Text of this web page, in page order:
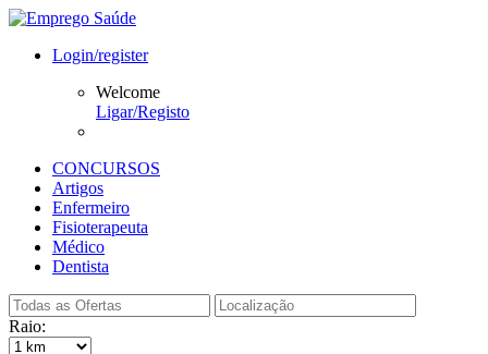
Login/register
Welcome
Ligar/Registo
CONCURSOS
Artigos
Enfermeiro
Fisioterapeuta
Médico
Dentista
Raio: